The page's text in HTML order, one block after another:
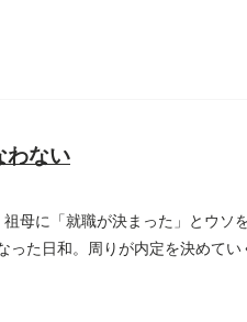
わない
母に「就職が決まった」とウソ
った日和。周りが内定を決めて